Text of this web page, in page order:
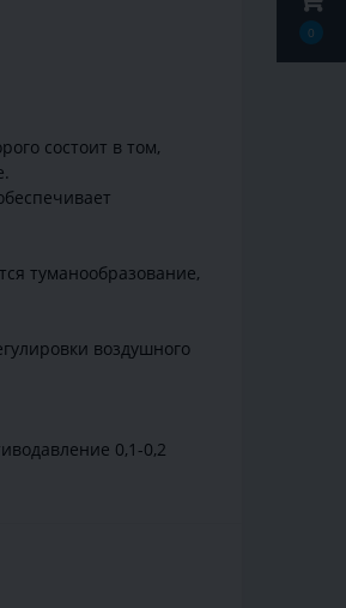
0
состоит в том,
туманообразование,
воздушного
0,1-0,2